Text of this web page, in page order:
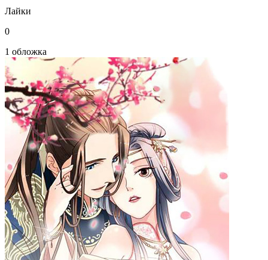
Лайки
0
1 обложка